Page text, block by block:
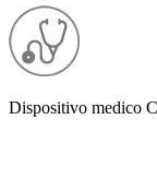
Dispositivo medico